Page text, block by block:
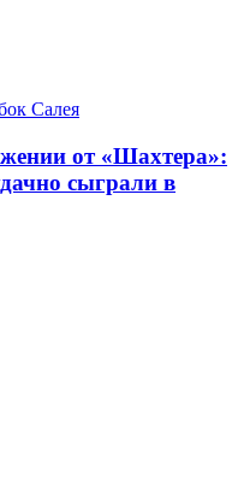
Салея
от «Шахтера»:
сыграли в